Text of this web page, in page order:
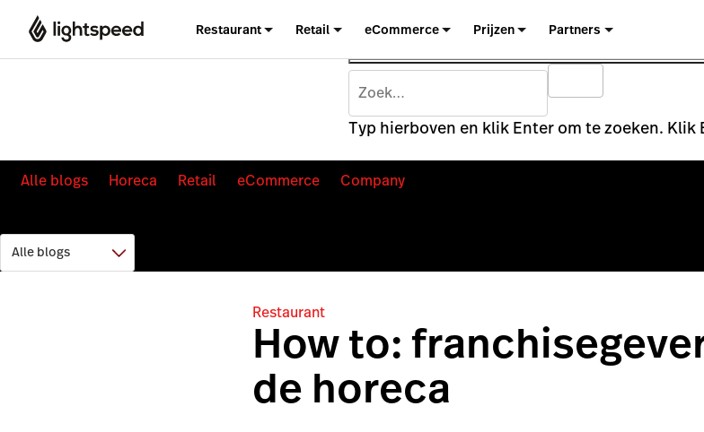
Restaurant Retail eCommerce Prijzen Partners
Typ hierboven en klik Enter om te zoeken. Klik
Alle blogs Horeca Retail eCommerce Company
Restaurant
How to:
de horeca